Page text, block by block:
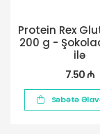
Protein Rex
200 g -
ilə
7.50 ₼
Səbətə